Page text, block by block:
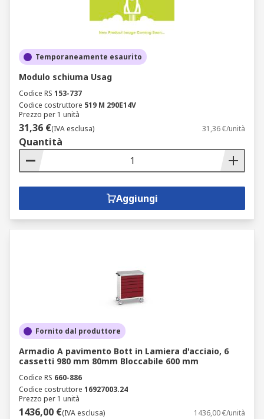
Temporaneamente esaurito
Modulo schiuma Usag
Codice RS 153-737
Codice costruttore 519 M 290E14V
Prezzo per 1 unità
31,36 €(IVA esclusa) 31,36 €/unità
Quantità
Aggiungi
Fornito dal produttore
Armadio A pavimento Bott in Lamiera d'acciaio, 6
cassetti 980 mm 80mm Bloccabile 600 mm
Codice RS 660-886
Codice costruttore 16927003.24
Prezzo per 1 unità
1436,00 €(IVA esclusa) 1436,00 €/unità